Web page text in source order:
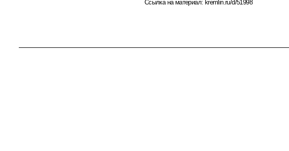
Ссылка на материал: kremlin.ru/d/51998